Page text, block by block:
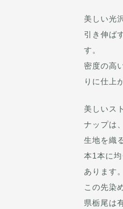
美しい光
引き伸ば
す。
密度の高
りに仕上
美しいス
ナップは
生地を織
本1本に
あります。
この先染
県栃尾は